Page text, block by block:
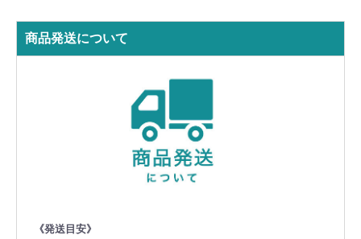
商品発送について
《発送目安》